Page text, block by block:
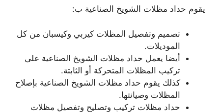
يقوم حداد مظلات الشويخ الصناعية ب:
تصميم وتفصيل المظلات كيربي وكيسبان من كل
الموديلات.
أيضا يعمل حداد مظلات الشويخ الصناعية على
تركيب المظلات المتحركة أو الثابتة.
كذلك يقوم حداد مظلات الشويخ الصناعية بإصلاح
المظلات وصيانتها.
حداد مظلات تركيب وتصليح وتفصيل مظلات